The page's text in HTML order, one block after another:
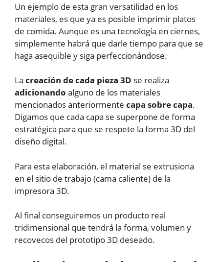
Un ejemplo de esta gran versatilidad en los
materiales, es que ya es posible imprimir platos
de comida. Aunque es una tecnología en ciernes,
simplemente habrá que darle tiempo para que se
haga asequible y siga perfeccionándose.
La creación de cada pieza 3D se realiza
adicionando alguno de los materiales
mencionados anteriormente capa sobre capa.
Digamos que cada capa se superpone de forma
estratégica para que se respete la forma 3D del
diseño digital.
Para esta elaboración, el material se extrusiona
en el sitio de trabajo (cama caliente) de la
impresora 3D.
Al final conseguiremos un producto real
tridimensional que tendrá la forma, volumen y
recovecos del prototipo 3D deseado.